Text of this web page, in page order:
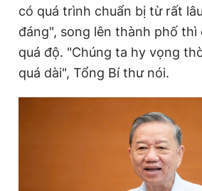
Theo dõi báo trên
Liên hệ
0908
RSS
có quá trình chuẩn bị từ rất
đáng", song lên thành phố thì
quá độ. "Chúng ta hy vọng
quá dài", Tổng Bí thư nói.